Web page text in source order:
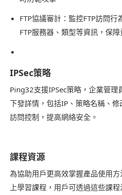
FTP協議審計：監控FTP訪問行
FTP服務器、類型等資訊，保
IPSec策略
Ping32支援IPSec策略，企業管
下發詳情，包括IP、策略名稱、
訪問控制，提高網絡安全。
課程資源
為協助用戶更高效掌握產品使用
上學習課程，用戶可透過這些課